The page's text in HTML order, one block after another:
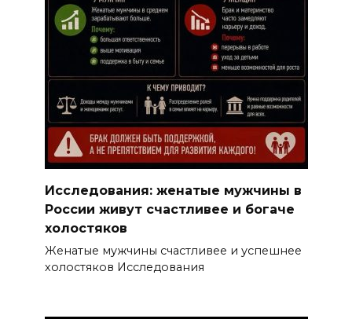
Исследования: женатые мужчины в
России живут счастливее и богаче
холостяков
Женатые мужчины счастливее и успешнее
холостяков Исследования